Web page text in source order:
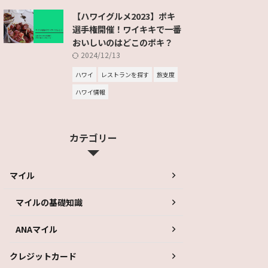
【ハワイグルメ2023】ポキ
選手権開催！ワイキキで一番
おいしいのはどこのポキ？
2024/12/13
ハワイ レストランを探す
旅支度
ハワイ情報
カテゴリー
マイル
マイルの基礎知識
ANAマイル
クレジットカード